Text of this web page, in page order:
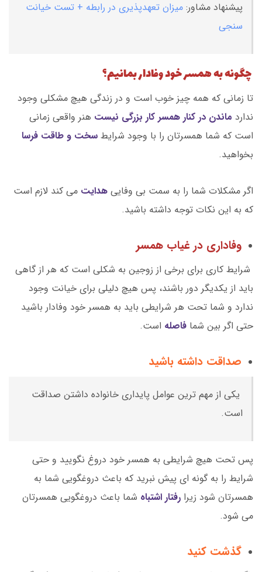
پیشنهاد مشاور: میزان تعهدپذیری در رابطه + تست خیانت
سنجی
چگونه به همسر خود وفادار بمانیم؟
تا زمانی که همه چیز خوب است و در زندگی هیچ مشکلی وجود
ندارد ماندن در کنار همسر کار بزرگی نیست هنر واقعی زمانی
است که شما همسرتان را با وجود شرایط سخت و طاقت فرسا
بخواهید.
اگر مشکلات شما را به سمت بی وفایی هدایت می کند لازم است
که به این نکات توجه داشته باشید.
وفاداری در غیاب همسر
شرایط کاری برای برخی از زوجین به شکلی است که هر از گاهی
باید از یکدیگر دور باشند، پس هیچ دلیلی برای خیانت وجود
ندارد و شما تحت هر شرایطی باید به همسر خود وفادار باشید
حتی اگر بین شما فاصله است.
صداقت داشته باشید
یکی از مهم ترین عوامل پایداری خانواده داشتن صداقت
است.
پس تحت هیچ شرایطی به همسر خود دروغ نگویید و حتی
شرایط را به گونه ای پیش نبرید که باعث دروغگویی شما به
همسرتان شود زیرا رفتار اشتباه شما باعث دروغگویی همسرتان
می شود.
گذشت کنید